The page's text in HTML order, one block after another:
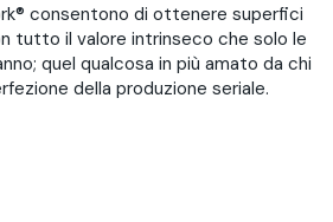
EN
consentono di ottenere superfici
tutto il valore intrinseco che solo le
quel qualcosa in più amato da chi
della produzione seriale.